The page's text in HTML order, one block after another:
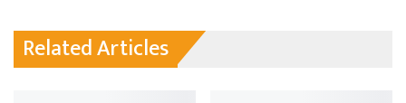
Related Articles